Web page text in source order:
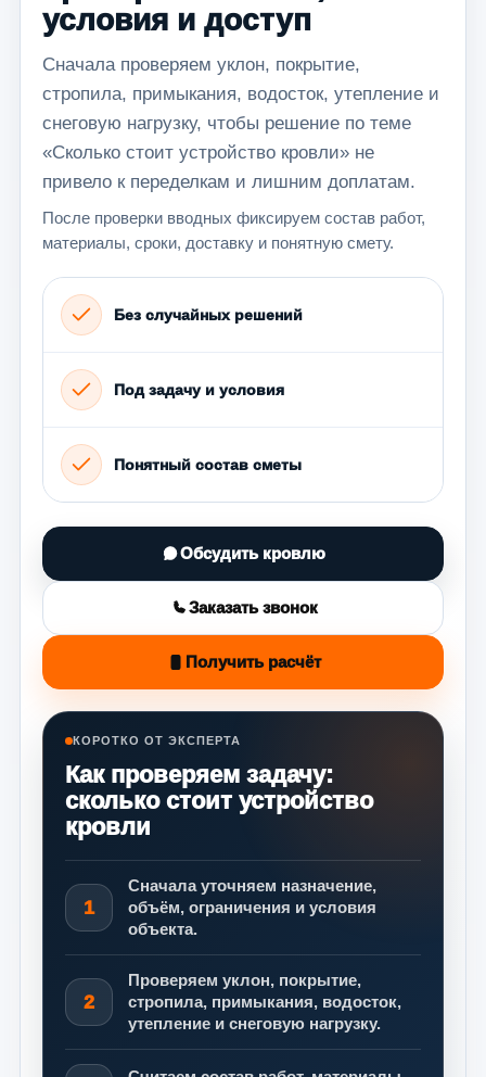
условия и доступ
Сначала проверяем уклон, покрытие,
стропила, примыкания, водосток, утепление и
снеговую нагрузку, чтобы решение по теме
«Сколько стоит устройство кровли» не
привело к переделкам и лишним доплатам.
После проверки вводных фиксируем состав работ,
материалы, сроки, доставку и понятную смету.
Без случайных решений
Под задачу и условия
Понятный состав сметы
Обсудить кровлю
Заказать звонок
Получить расчёт
КОРОТКО ОТ ЭКСПЕРТА
Как проверяем задачу:
сколько стоит устройство
кровли
1
Сначала уточняем назначение,
объём, ограничения и условия
объекта.
2
Проверяем уклон, покрытие,
стропила, примыкания, водосток,
утепление и снеговую нагрузку.